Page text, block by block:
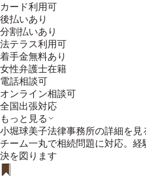
カード利用可
後払いあり
分割払いあり
法テラス利用可
着手金無料あり
女性弁護士在籍
電話相談可
オンライン相談可
全国出張対応
もっと見る
小堀球美子法律事務所の詳細を見
チーム一丸で相続問題に対応。
決を図ります